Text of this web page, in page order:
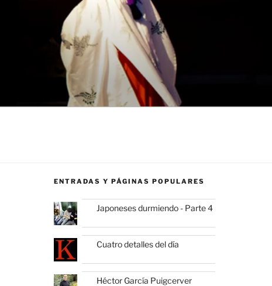
ENTRADAS Y PÁGINAS POPULARES
Japoneses durmiendo - Parte 4
Cuatro detalles del día
Héctor García Puigcerver